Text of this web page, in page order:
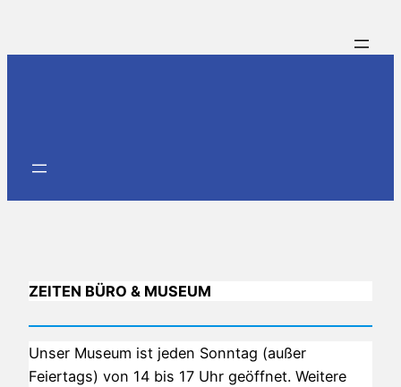
ZEITEN BÜRO & MUSEUM
Unser Museum ist jeden Sonntag (außer
Feiertags) von 14 bis 17 Uhr geöffnet. Weitere